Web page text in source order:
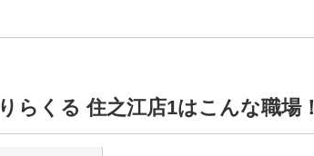
りらくる 住之江店1はこんな職場！